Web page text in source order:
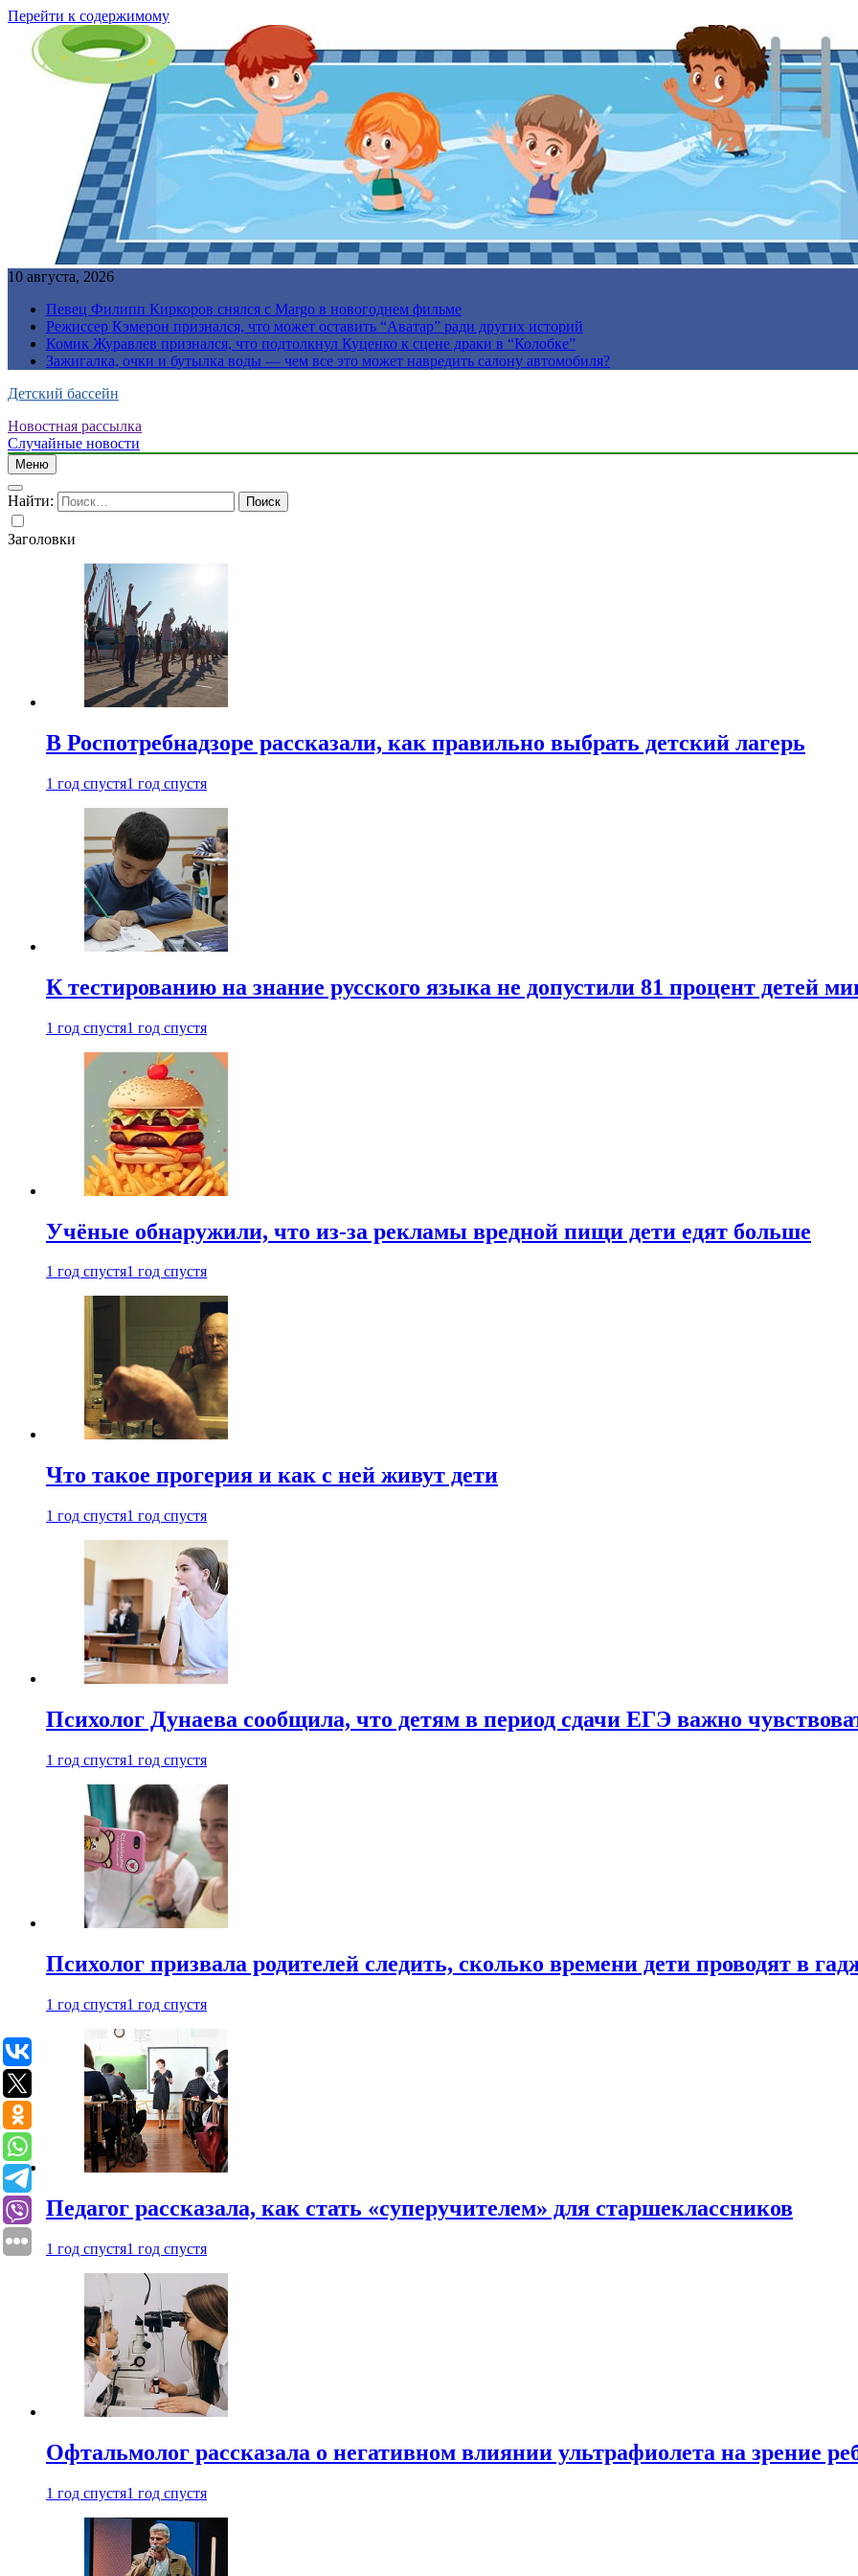
Перейти к содержимому
10 августа, 2026
Певец Филипп Киркоров снялся с Margo в новогоднем фильме
Режиссер Кэмерон признался, что может оставить “Аватар” ради других историй
Комик Журавлев признался, что подтолкнул Куценко к сцене драки в “Колобке”
Зажигалка, очки и бутылка воды — чем все это может навредить салону автомобиля?
Детский бассейн
Новостная рассылка
Случайные новости
Меню
Найти:
Заголовки
В Роспотребнадзоре рассказали, как правильно выбрать детский лагерь
1 год спустя1 год спустя
К тестированию на знание русского языка не допустили 81 процент детей
1 год спустя1 год спустя
Учёные обнаружили, что из-за рекламы вредной пищи дети едят больше
1 год спустя1 год спустя
Что такое прогерия и как с ней живут дети
1 год спустя1 год спустя
Психолог Дунаева сообщила, что детям в период сдачи ЕГЭ важно
1 год спустя1 год спустя
Психолог призвала родителей следить, сколько времени дети проводят в
1 год спустя1 год спустя
Педагог рассказала, как стать «суперучителем» для старшеклассников
1 год спустя1 год спустя
Офтальмолог рассказала о негативном влиянии ультрафиолета на зрение
1 год спустя1 год спустя